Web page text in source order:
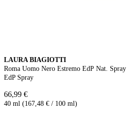
LAURA BIAGIOTTI
Roma Uomo Nero Estremo EdP Nat. Spray
EdP Spray
66,99 €
40 ml (167,48 € / 100 ml)